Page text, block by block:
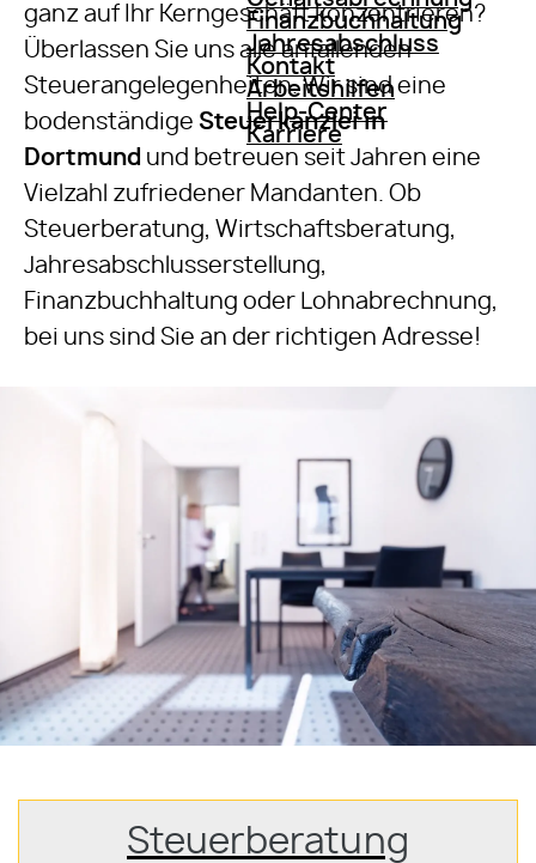
Finanzbuchhaltung
Jahresabschluss
Kontakt
Arbeitshilfen
Help-Center
Karriere
ganz auf Ihr Kerngeschäft konzentrieren?
Überlassen Sie uns alle anfallenden
Steuerangelegenheiten. Wir sind eine
bodenständige Steuerkanzlei in
Dortmund und betreuen seit Jahren eine
Vielzahl zufriedener Mandanten. Ob
Steuerberatung, Wirtschaftsberatung,
Jahresabschlusserstellung,
Finanzbuchhaltung oder Lohnabrechnung,
bei uns sind Sie an der richtigen Adresse!
Steuerberatung